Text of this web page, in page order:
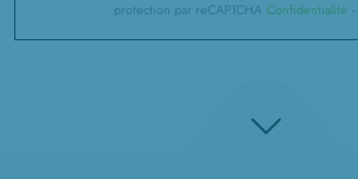
protection par reCAPTCHA Confidentialité -